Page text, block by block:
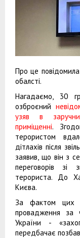
Про це
обалсті.
Нагадаємо, 30
озброєний
узяв в
приміщенні.
терористом
дітлахів після
заявив, що він з
переговорів зі
терориста. До
Києва.
За фактом цих
провадження за
України -
передбачає